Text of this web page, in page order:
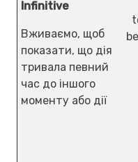
Infinitive
Вживаємо, щоб
показати, що дія
тривала певний
час до іншого
моменту або дії